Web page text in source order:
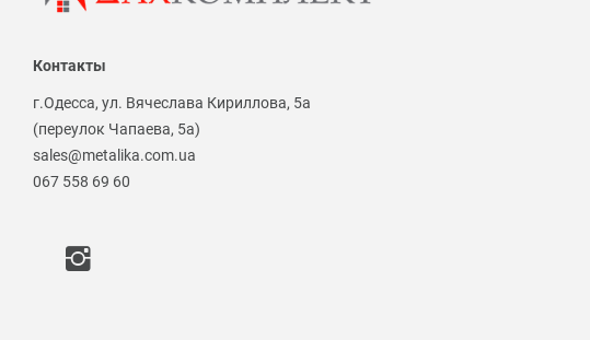
Контакты
г.Одесса, ул. Вячеслава Кириллова, 5а
(переулок Чапаева, 5а)
sales@metalika.com.ua
067 558 69 60